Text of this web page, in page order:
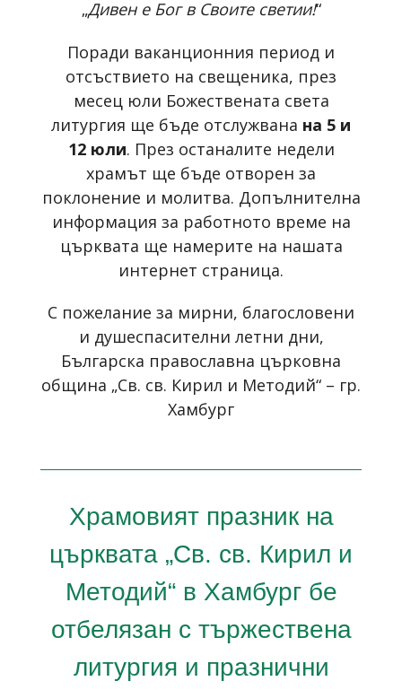
„Дивен е Бог в Своите светии!“
Поради ваканционния период и
отсъствието на свещеника, през
месец юли Божествената света
литургия ще бъде отслужвана на 5 и
12 юли. През останалите недели
храмът ще бъде отворен за
поклонение и молитва. Допълнителна
информация за работното време на
църквата ще намерите на нашата
интернет страница.
С пожелание за мирни, благословени
и душеспасителни летни дни,
Българска православна църковна
община „Св. св. Кирил и Методий“ – гр.
Хамбург
Храмовият празник на
църквата „Св. св. Кирил и
Методий“ в Хамбург бе
отбелязан с тържествена
литургия и празнични